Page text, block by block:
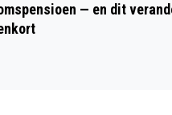
— en dit